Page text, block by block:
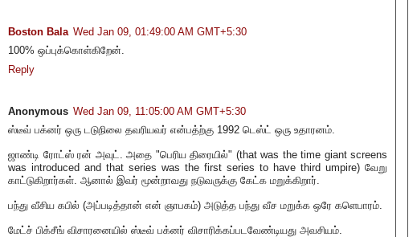
Boston Bala Wed Jan 09, 01:49:00 AM GMT+5:30
100% ஒப்புக்கொள்கிறேன்.
Reply
Anonymous Wed Jan 09, 11:05:00 AM GMT+5:30
ஸ்டீவ் பக்னர் ஒரு டடுநிலை தவரியவர் என்பத்ற்கு 1992 டெஸ்ட் ஒரு உதாரனம்.
ஜாண்டி ரோட்ஸ் ரன் அவுட். அதை "பெரிய திரையில்" (that was the time giant screens
was introduced and that series was the first series to have third umpire) வேறு
காட்டுகிறார்கள். ஆனால் இவர் மூன்றாவது நடுவருக்கு கேட்க மறுக்கிறார்.
பந்து வீசிய கபில் (அப்படித்தான் என் ஞாபகம்) அடுத்த பந்து வீச மறுக்க ஒரே களெபாரம்.
மேட்ச் பிக்சீங் விசாரனையில் ஸ்டீவ் பக்னர் விசாரிக்கப்படவேண்டியது அவசியம்.